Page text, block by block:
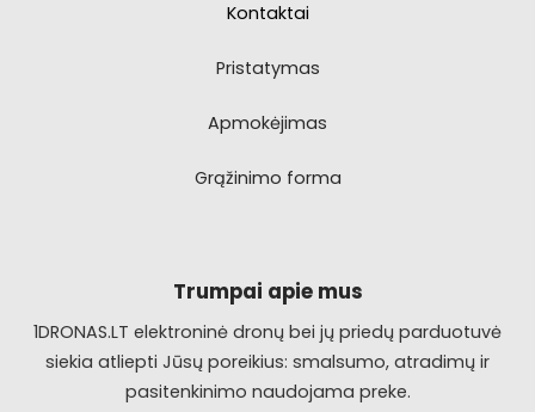
Kontaktai
Pristatymas
Apmokėjimas
Grąžinimo forma
Trumpai apie mus
1DRONAS.LT elektroninė dronų bei jų priedų parduotuvė
siekia atliepti Jūsų poreikius: smalsumo, atradimų ir
pasitenkinimo naudojama preke.